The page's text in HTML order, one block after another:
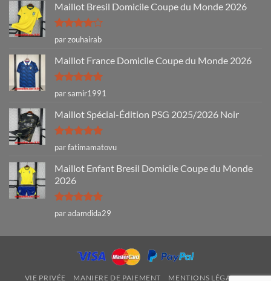
Maillot Bresil Domicile Coupe du Monde 2026
Note4
sur 5
par zouhairab
Maillot France Domicile Coupe du Monde 2026
Note5sur
5
par samir1991
Maillot Spécial-Édition PSG 2025/2026 Noir
Note5sur
5
par fatimamatovu
Maillot Enfant Bresil Domicile Coupe du Monde
2026
Note5sur
5
par adamdida29
VIE PRIVÉE MANIERE DE PAIEMENT MENTIONS LÉGALES